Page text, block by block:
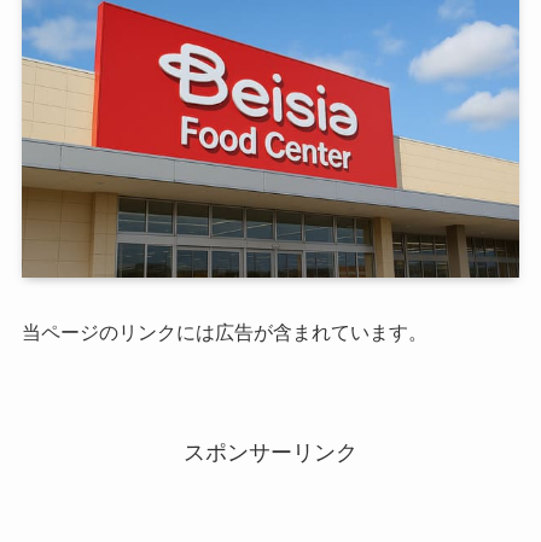
当ページのリンクには広告が含まれています。
スポンサーリンク